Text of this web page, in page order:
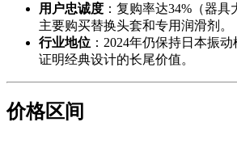
用户忠诚度 ：复购率达34%（器具
主要购买替换头套和专用润滑剂。
行业地位 ：2024年仍保持日本振动
证明经典设计的长尾价值。
价格区间